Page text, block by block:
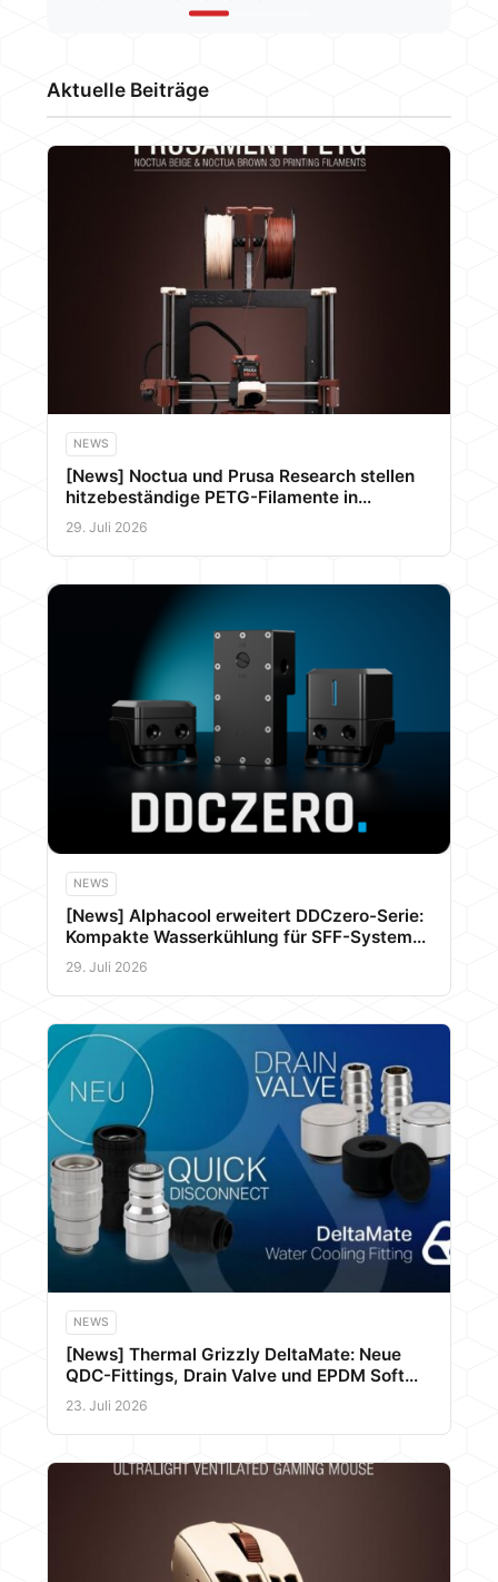
SmartHome
Aktuelle Beiträge
NEWS
[News] Noctua und Prusa Research stellen
hitzebeständige PETG-Filamente in
Signaturfarben vor
29. Juli 2026
NEWS
[News] Alphacool erweitert DDCzero-Serie:
Kompakte Wasserkühlung für SFF-Systeme
und Server
29. Juli 2026
NEWS
[News] Thermal Grizzly DeltaMate: Neue
QDC-Fittings, Drain Valve und EPDM Soft
Tubes für Enthusiasten
23. Juli 2026